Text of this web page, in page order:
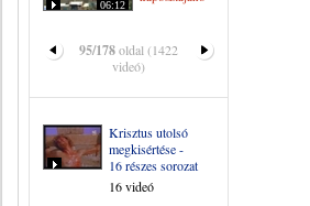
06:12
95/178oldal (1422
videó)
Krisztus utolsó
megkisértése -
16 részes sorozat
16 videó